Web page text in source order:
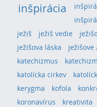
inšpirácia
ježiš
ježiš vedie
ježišova láska
ježišove
katechizmus
katolícka cirkev
kerygma
kofola
koronavírus
kreativita